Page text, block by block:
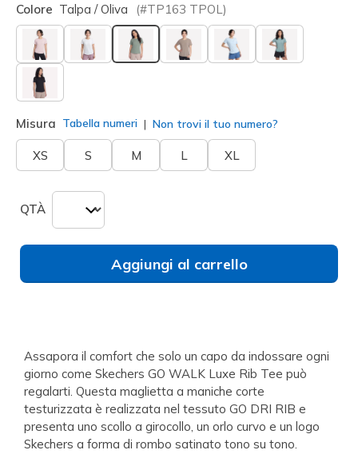
Colore Talpa / Oliva (#TP163 TPOL )
selezionato
Misura Tabella numeri Non trovi il tuo numero?
XS S M L XL
QTÀ
Aggiungi al carrello
Assapora il comfort che solo un capo da indossare ogni
giorno come Skechers GO WALK Luxe Rib Tee può
regalarti. Questa maglietta a maniche corte
testurizzata è realizzata nel tessuto GO DRI RIB e
presenta uno scollo a girocollo, un orlo curvo e un logo
Skechers a forma di rombo satinato tono su tono.